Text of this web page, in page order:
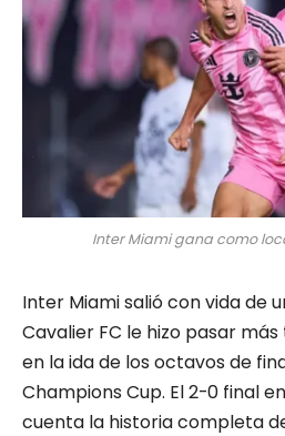
Inter Miami gana como
Inter Miami salió con vida de
Cavalier FC le hizo pasar
en la ida de los octavos de
Champions Cup. El 2-0 final
cuenta la historia completa